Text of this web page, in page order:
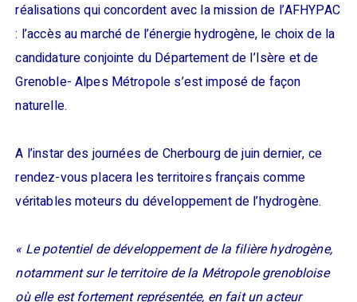
réalisations qui concordent avec la mission de l’AFHYPAC
: l’accès au marché de l’énergie hydrogène, le choix de la
candidature conjointe du Département de l’Isère et de
Grenoble- Alpes Métropole s’est imposé de façon
naturelle.
A l’instar des journées de Cherbourg de juin dernier, ce
rendez-vous placera les territoires français comme
véritables moteurs du développement de l’hydrogène.
« Le potentiel de développement de la filière hydrogène,
notamment sur le territoire de la Métropole grenobloise
où elle est fortement représentée, en fait un acteur